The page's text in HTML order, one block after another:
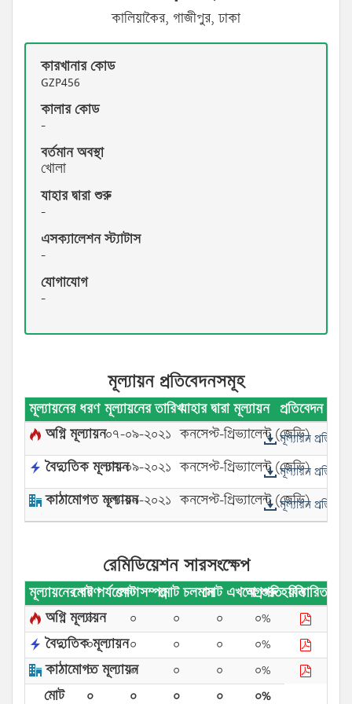
কালিয়াকৈর, গাজীপুর, ঢাকা
কারখানার কোড
GZP456
কালার কোড
-
বর্তমান অবস্থা
খোলা
যাহার দ্বারা শুরু
-
এসক্যালেশন স্ট্যাটাস
-
যোগাযোগ
-
মূল্যায়ন প্রতিবেদনসমূহ
মূল্যায়নের ধরণ মূল্যায়নের তারিখযাহার দ্বারা মূল্যায়ন
প্রতিবেদন
অগ্নি মূল্যায়ন০৭-০৯-২০২১ কনসেপ্ট-প্রিভ্যালেন্ট (জেভি)
মূল্যায়ন
বৈদ্যুতিক মূল্যায়ন০৭-০৯-২০২১ কনসেপ্ট-প্রিভ্যালেন্ট (জেভি)
মূল্যায়ন
কাঠামোগত মূল্যায়ন০৭-০৯-২০২১ কনসেপ্ট-প্রিভ্যালেন্ট (জেভি)
মূল্যায়ন
রেমিডিয়েশন সারসংক্ষেপ
মূল্যায়নের ধরণমোট পর্যবেক্ষণমোট সম্পন্নমোট চলমানমোট এখনো শুরু হয়নি
অগ্রগতি বিস্তারিত
অগ্নি মূল্যায়ন
০ ০ ০ ০
০%
বৈদ্যুতিক মূল্যায়ন
০ ০ ০ ০
০%
কাঠামোগত মূল্যায়ন
০ ০ ০ ০
০%
মোট
০ ০ ০ ০ ০%